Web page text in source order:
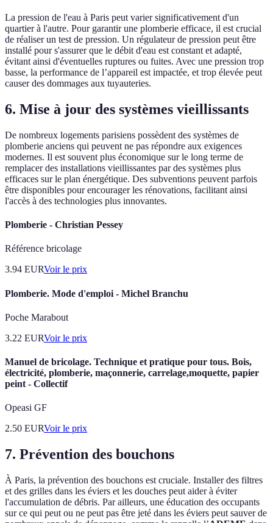
La pression de l'eau à Paris peut varier significativement d'un
quartier à l'autre. Pour garantir une plomberie efficace, il est crucial
de réaliser un test de pression. Un régulateur de pression peut être
installé pour s'assurer que le débit d'eau est constant et adapté,
évitant ainsi d'éventuelles ruptures ou fuites. Avec une pression trop
basse, la performance de l’appareil est impactée, et trop élevée peut
causer des dommages aux tuyauteries.
6. Mise à jour des systèmes vieillissants
De nombreux logements parisiens possèdent des systèmes de
plomberie anciens qui peuvent ne pas répondre aux exigences
modernes. Il est souvent plus économique sur le long terme de
remplacer des installations vieillissantes par des systèmes plus
efficaces sur le plan énergétique. Des subventions peuvent parfois
être disponibles pour encourager les rénovations, facilitant ainsi
l'accès à des technologies plus innovantes.
Plomberie - Christian Pessey
Référence bricolage
3.94 EURVoir le prix
Plomberie. Mode d'emploi - Michel Branchu
Poche Marabout
3.22 EURVoir le prix
Manuel de bricolage. Technique et pratique pour tous. Bois,
électricité, plomberie, maçonnerie, carrelage,moquette, papier
peint - Collectif
Opeasi GF
2.50 EURVoir le prix
7. Prévention des bouchons
À Paris, la prévention des bouchons est cruciale. Installer des filtres
et des grilles dans les éviers et les douches peut aider à éviter
l'accumulation de débris. Par ailleurs, une éducation des occupants
sur ce qui peut ou ne peut pas être jeté dans les éviers peut sauver de